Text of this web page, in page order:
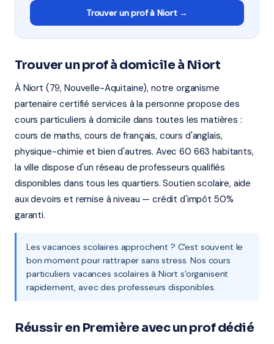
Trouver un prof à Niort →
Trouver un prof à domicile à Niort
À Niort (79, Nouvelle-Aquitaine), notre organisme
partenaire certifié services à la personne propose des
cours particuliers à domicile dans toutes les matières :
cours de maths, cours de français, cours d'anglais,
physique-chimie et bien d'autres. Avec 60 663 habitants,
la ville dispose d'un réseau de professeurs qualifiés
disponibles dans tous les quartiers. Soutien scolaire, aide
aux devoirs et remise à niveau — crédit d'impôt 50%
garanti.
Les vacances scolaires approchent ? C'est souvent le
bon moment pour rattraper sans stress. Nos cours
particuliers vacances scolaires à Niort s'organisent
rapidement, avec des professeurs disponibles.
Réussir en Première avec un prof dédié